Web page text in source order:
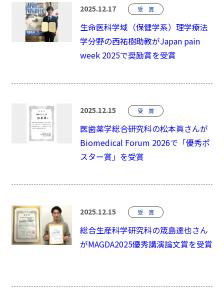
2025.12.17 受 賞
生命医科学域（保健学系）理学療法
学分野の西祐樹助教がJapan pain
week 2025で奨励賞を受賞
2025.12.15 受 賞
医歯薬学総合研究科の松本眞さんが
Biomedical Forum 2026で「優秀ポ
スター賞」を受賞
2025.12.15 受 賞
総合生産科学研究科の筬島達也さん
がMAGDA2025優秀講演論文賞を受賞